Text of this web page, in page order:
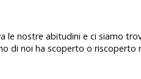
le nostre abitudini e ci siamo
di noi ha scoperto o riscoperto